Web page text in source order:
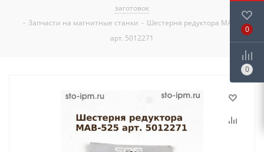
заготовок
- Запчасти на магнитные станки - Шестерня редуктора MAB-525
арт. 5012271
0
0